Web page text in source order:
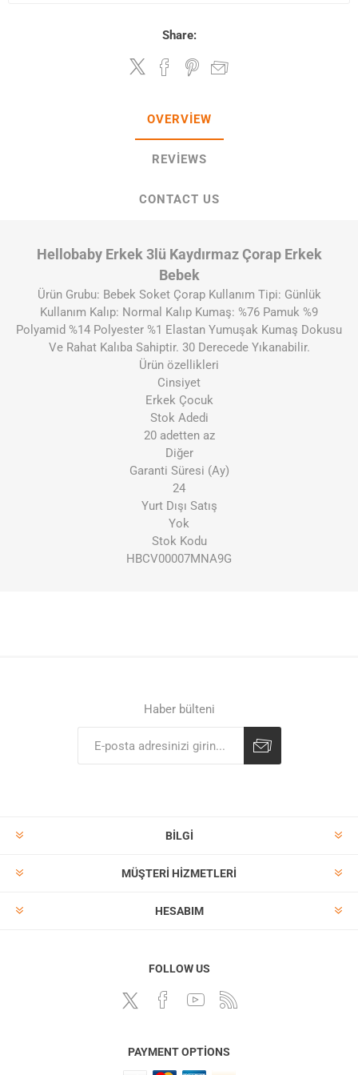
Share:
OVERVIEW
REVIEWS
CONTACT US
Hellobaby Erkek 3lü Kaydırmaz Çorap Erkek
Bebek
Ürün Grubu: Bebek Soket Çorap Kullanım Tipi: Günlük
Kullanım Kalıp: Normal Kalıp Kumaş: %76 Pamuk %9
Polyamid %14 Polyester %1 Elastan Yumuşak Kumaş Dokusu
Ve Rahat Kalıba Sahiptir. 30 Derecede Yıkanabilir.
Ürün özellikleri
Cinsiyet
Erkek Çocuk
Stok Adedi
20 adetten az
Diğer
Garanti Süresi (Ay)
24
Yurt Dışı Satış
Yok
Stok Kodu
HBCV00007MNA9G
Haber bülteni
BILGI
MÜŞTERI HIZMETLERI
HESABIM
FOLLOW US
PAYMENT OPTIONS